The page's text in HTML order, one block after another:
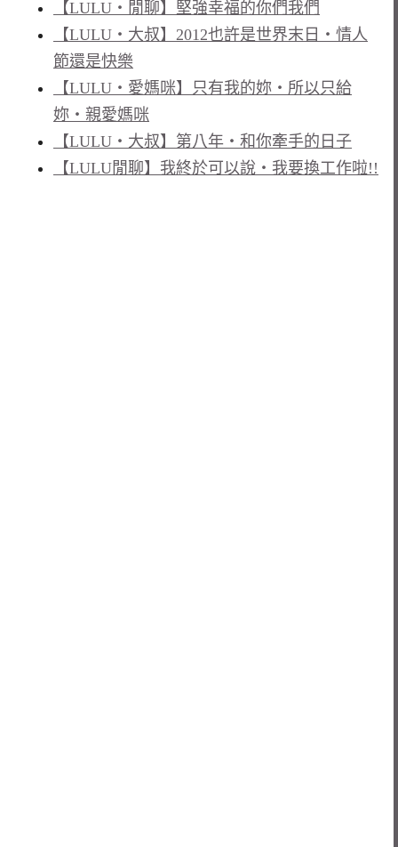
【LULU‧閒聊】堅強幸福的你們我們
【LULU‧大叔】2012也許是世界末日‧情人
節還是快樂
【LULU‧愛媽咪】只有我的妳‧所以只給
妳‧親愛媽咪
【LULU‧大叔】第八年‧和你牽手的日子
【LULU閒聊】我終於可以說‧我要換工作啦!!